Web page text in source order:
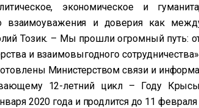
экономическое и
взаимоуважения и доверия как
Тозик. – Мы прошли огромный путь:
и взаимовыгодного
Министерством связи и
12-летний цикл – Году
2020 года и продлится до 11 февраля